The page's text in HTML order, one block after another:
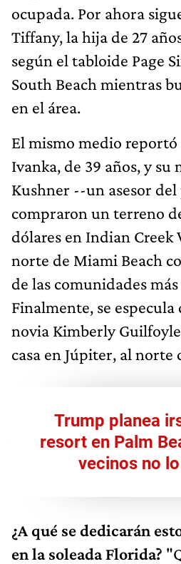
ocupada. Por ahora
Tiffany, la hija de 27
según el tabloide Page
South Beach mientras
en el área.
El mismo medio
Ivanka, de 39 años, y su
Kushner --un asesor
compraron un terreno
dólares en Indian Creek
norte de Miami Beach
de las comunidades
Finalmente, se especula
novia Kimberly
casa en Júpiter, al norte
Trump planea
resort en Palm
vecinos no
¿A qué se dedicarán
en la soleada Florida?